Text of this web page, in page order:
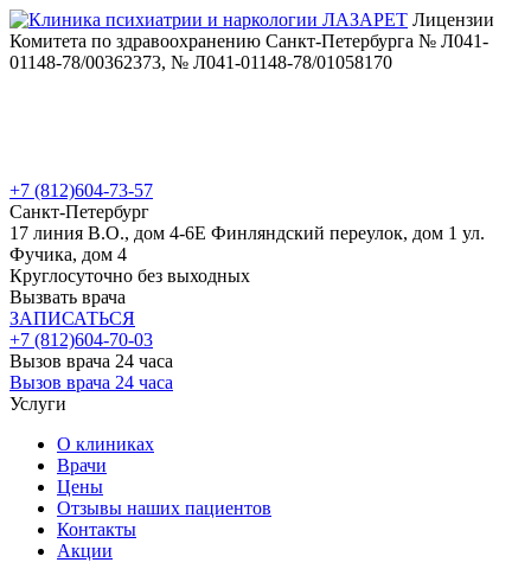
Лицензии
Комитета по здравоохранению Санкт-Петербурга № Л041-
01148-78/00362373, № Л041-01148-78/01058170
+7 (812)604-73-57
Санкт-Петербург
17 линия В.О., дом 4-6Е Финляндский переулок, дом 1 ул.
Фучика, дом 4
Круглосуточно без выходных
Вызвать врача
ЗАПИСАТЬСЯ
+7 (812)604-70-03
Вызов врача 24 часа
Вызов врача 24 часа
Услуги
О клиниках
Врачи
Цены
Отзывы наших пациентов
Контакты
Акции